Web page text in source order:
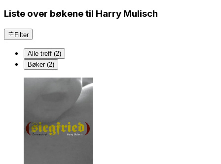
Liste over bøkene til Harry Mulisch
Filter
Alle treff (2)
Bøker (2)